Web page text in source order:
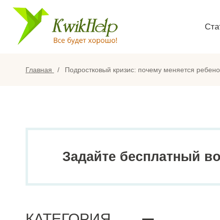
Главная Подростковый кризис: почему меняется
Задайте бесплатный